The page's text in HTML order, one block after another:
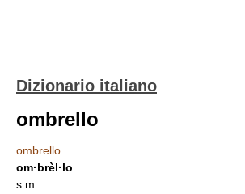
Dizionario italiano
ombrello
ombrello
om·brèl·lo
s.m.